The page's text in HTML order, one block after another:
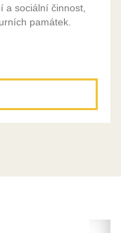
a sociální činnost,
památek.